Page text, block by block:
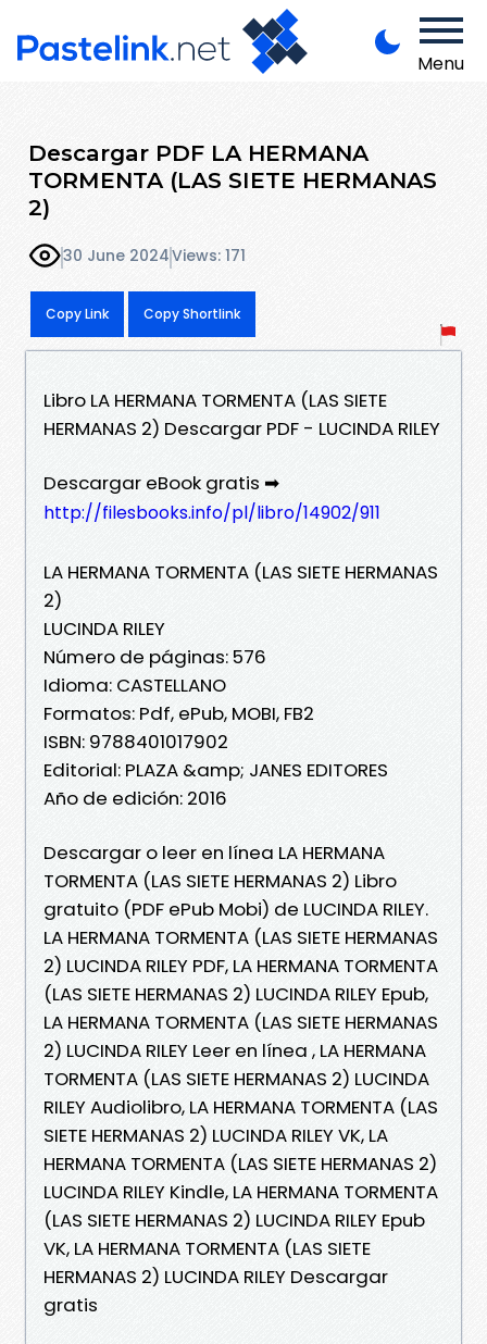
Menu
Descargar PDF LA HERMANA
TORMENTA (LAS SIETE HERMANAS
2)
30 June 2024Views: 171
Copy Link Copy Shortlink
Libro LA HERMANA TORMENTA (LAS SIETE
HERMANAS 2) Descargar PDF - LUCINDA RILEY
Descargar eBook gratis ➡
http://filesbooks.info/pl/libro/14902/911
LA HERMANA TORMENTA (LAS SIETE HERMANAS
2)
LUCINDA RILEY
Número de páginas: 576
Idioma: CASTELLANO
Formatos: Pdf, ePub, MOBI, FB2
ISBN: 9788401017902
Editorial: PLAZA &amp; JANES EDITORES
Año de edición: 2016
Descargar o leer en línea LA HERMANA
TORMENTA (LAS SIETE HERMANAS 2) Libro
gratuito (PDF ePub Mobi) de LUCINDA RILEY.
LA HERMANA TORMENTA (LAS SIETE HERMANAS
2) LUCINDA RILEY PDF, LA HERMANA TORMENTA
(LAS SIETE HERMANAS 2) LUCINDA RILEY Epub,
LA HERMANA TORMENTA (LAS SIETE HERMANAS
2) LUCINDA RILEY Leer en línea , LA HERMANA
TORMENTA (LAS SIETE HERMANAS 2) LUCINDA
RILEY Audiolibro, LA HERMANA TORMENTA (LAS
SIETE HERMANAS 2) LUCINDA RILEY VK, LA
HERMANA TORMENTA (LAS SIETE HERMANAS 2)
LUCINDA RILEY Kindle, LA HERMANA TORMENTA
(LAS SIETE HERMANAS 2) LUCINDA RILEY Epub
VK, LA HERMANA TORMENTA (LAS SIETE
HERMANAS 2) LUCINDA RILEY Descargar
gratis